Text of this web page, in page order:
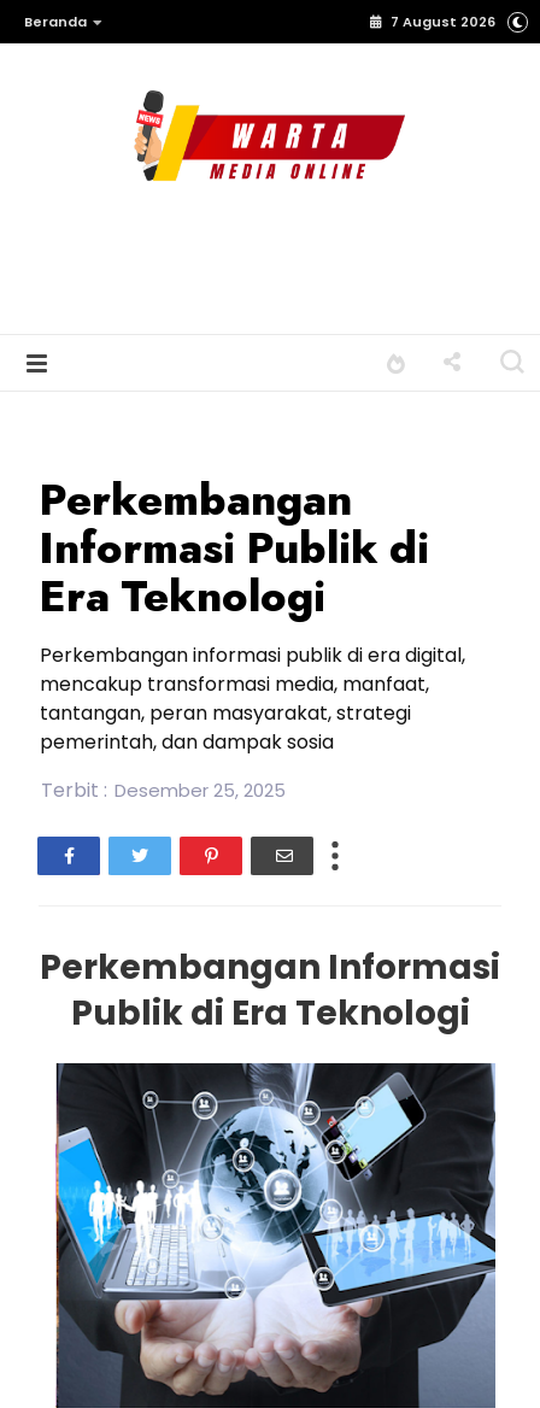
Beranda 7 August 2026
Perkembangan
Informasi Publik di
Era Teknologi
Perkembangan informasi publik di era digital,
mencakup transformasi media, manfaat,
tantangan, peran masyarakat, strategi
pemerintah, dan dampak sosia
Terbit : Desember 25, 2025
Perkembangan Informasi
Publik di Era Teknologi